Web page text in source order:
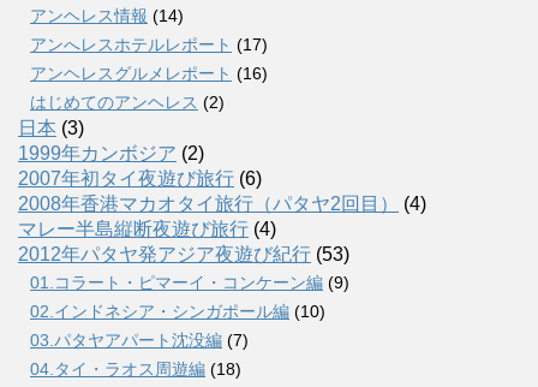
アンヘレス情報 (14)
アンへレスホテルレポート (17)
アンヘレスグルメレポート (16)
はじめてのアンヘレス (2)
日本 (3)
1999年カンボジア (2)
2007年初タイ夜遊び旅行 (6)
2008年香港マカオタイ旅行（パタヤ2回目）
(4)
マレー半島縦断夜遊び旅行 (4)
2012年パタヤ発アジア夜遊び紀行 (53)
01.コラート・ピマーイ・コンケーン編 (9)
02.インドネシア・シンガポール編 (10)
03.パタヤアパート沈没編 (7)
04.タイ・ラオス周遊編 (18)